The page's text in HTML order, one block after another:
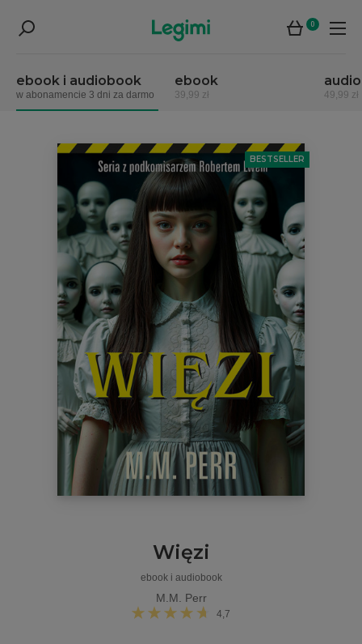
0
ebook i audiobook
w abonamencie 3 dni za darmo
ebook
39,99 zł 49,99 zł
BESTSELLER
Więzi
ebook i audiobook
M.M. Perr
4,7